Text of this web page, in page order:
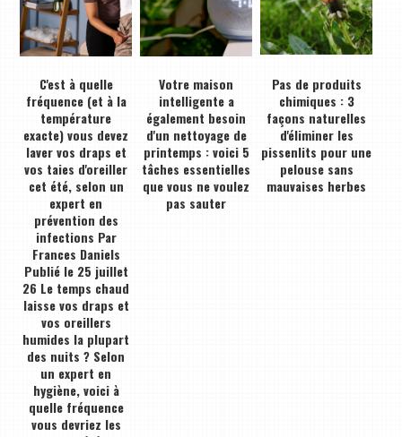
C'est à quelle
fréquence (et à la
température
exacte) vous devez
laver vos draps et
vos taies d'oreiller
cet été, selon un
expert en
prévention des
infections Par
Frances Daniels
Publié le 25 juillet
26 Le temps chaud
laisse vos draps et
vos oreillers
humides la plupart
des nuits ? Selon
un expert en
hygiène, voici à
quelle fréquence
vous devriez les
Votre maison
intelligente a
également besoin
d'un nettoyage de
printemps : voici 5
tâches essentielles
que vous ne voulez
pas sauter
Pas de produits
chimiques : 3
façons naturelles
d'éliminer les
pissenlits pour une
pelouse sans
mauvaises herbes